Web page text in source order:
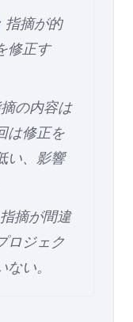
指摘が的
修正す
の内容は
は修正を
い、影響
摘が間違
ロジェク
い。